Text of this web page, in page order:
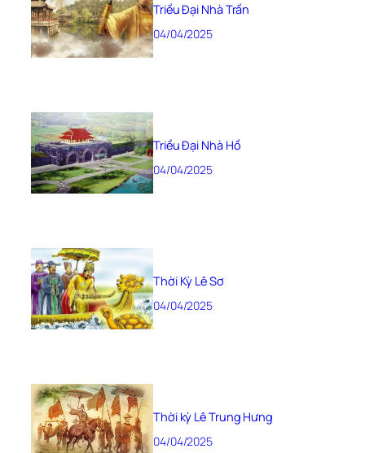
Triều Đại Nhà Trần
04/04/2025
Triều Đại Nhà Hồ
04/04/2025
Thời Kỳ Lê Sơ
04/04/2025
Thời kỳ Lê Trung Hưng
04/04/2025